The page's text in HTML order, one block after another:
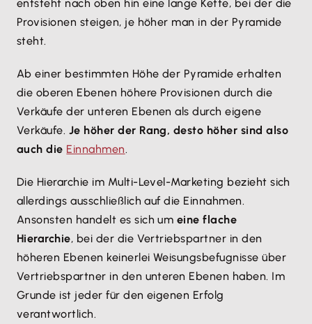
entsteht nach oben hin eine lange Kette, bei der die
Provisionen steigen, je höher man in der Pyramide
steht.
Ab einer bestimmten Höhe der Pyramide erhalten
die oberen Ebenen höhere Provisionen durch die
Verkäufe der unteren Ebenen als durch eigene
Verkäufe. Je höher der Rang, desto höher sind also
auch die Einnahmen.
Die Hierarchie im Multi-Level-Marketing bezieht sich
allerdings ausschließlich auf die Einnahmen.
Ansonsten handelt es sich um eine flache
Hierarchie, bei der die Vertriebspartner in den
höheren Ebenen keinerlei Weisungsbefugnisse über
Vertriebspartner in den unteren Ebenen haben. Im
Grunde ist jeder für den eigenen Erfolg
verantwortlich.